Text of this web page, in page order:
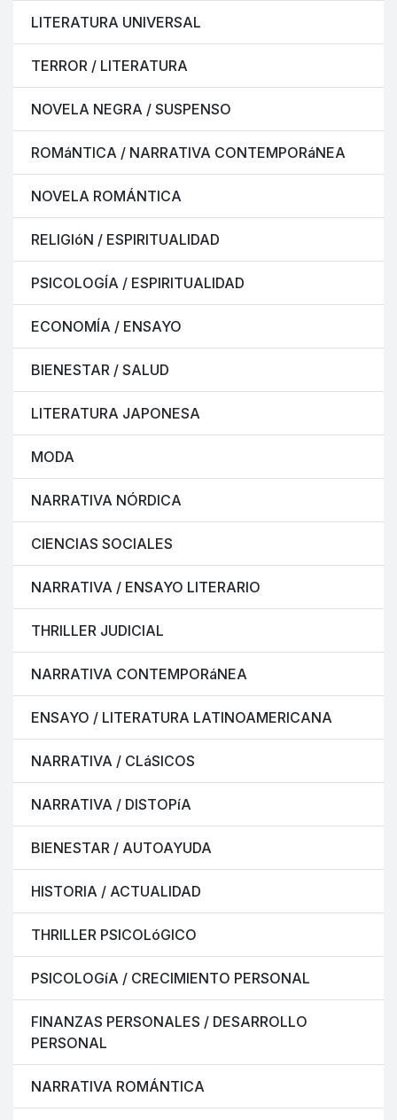
LITERATURA UNIVERSAL
TERROR / LITERATURA
NOVELA NEGRA / SUSPENSO
ROMáNTICA / NARRATIVA CONTEMPORáNEA
NOVELA ROMÁNTICA
RELIGIóN / ESPIRITUALIDAD
PSICOLOGÍA / ESPIRITUALIDAD
ECONOMÍA / ENSAYO
BIENESTAR / SALUD
LITERATURA JAPONESA
MODA
NARRATIVA NÓRDICA
CIENCIAS SOCIALES
NARRATIVA / ENSAYO LITERARIO
THRILLER JUDICIAL
NARRATIVA CONTEMPORáNEA
ENSAYO / LITERATURA LATINOAMERICANA
NARRATIVA / CLáSICOS
NARRATIVA / DISTOPíA
BIENESTAR / AUTOAYUDA
HISTORIA / ACTUALIDAD
THRILLER PSICOLóGICO
PSICOLOGíA / CRECIMIENTO PERSONAL
FINANZAS PERSONALES / DESARROLLO
PERSONAL
NARRATIVA ROMÁNTICA